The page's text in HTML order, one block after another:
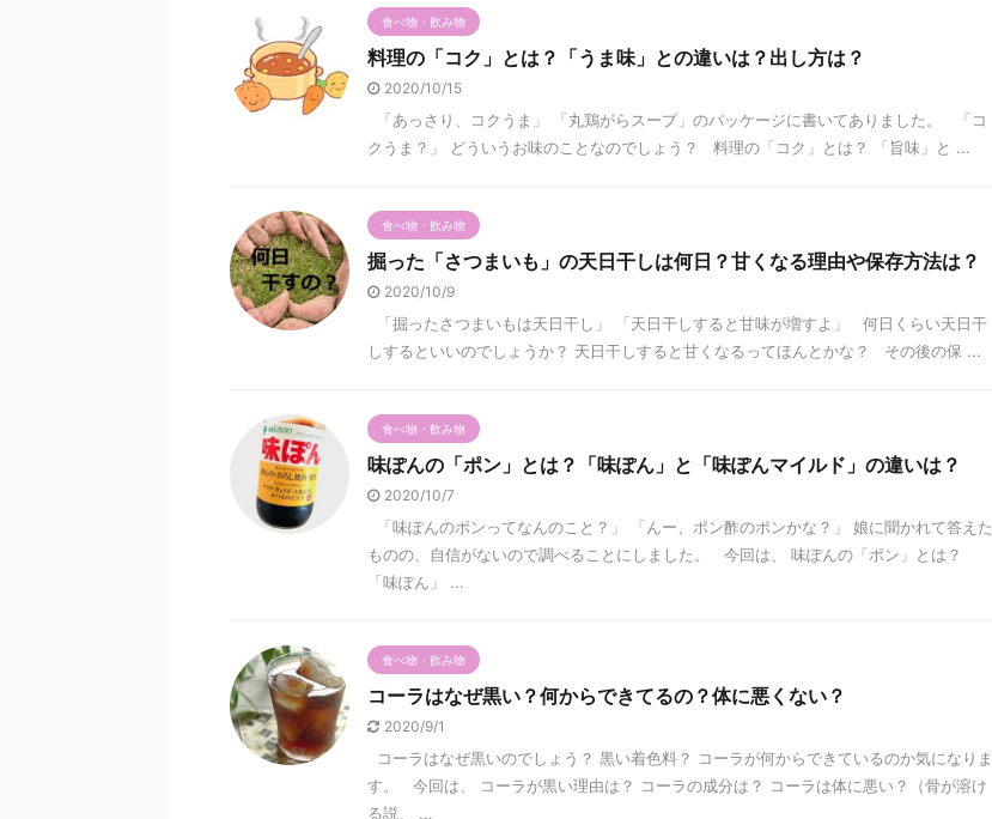
食べ物・飲み物
料理の「コク」とは？「うま味」との違いは？出し方は？
2020/10/15
「あっさり、コクうま」 「丸鶏がらスープ」のパッケージに書いてありました。 「コ
クうま？」 どういうお味のことなのでしょう？ 料理の「コク」とは？ 「旨味」と ...
食べ物・飲み物
掘った「さつまいも」の天日干しは何日？甘くなる理由や保存方法は？
2020/10/9
「掘ったさつまいもは天日干し」 「天日干しすると甘味が増すよ」 何日くらい天日干
しするといいのでしょうか？ 天日干しすると甘くなるってほんとかな？ その後の保 ...
食べ物・飲み物
味ぽんの「ポン」とは？「味ぽん」と「味ぽんマイルド」の違いは？
2020/10/7
「味ぽんのポンってなんのこと？」 「んー、ポン酢のポンかな？」 娘に聞かれて答えた
ものの、自信がないので調べることにしました。 今回は、 味ぽんの「ポン」とは？
「味ぽん」 ...
食べ物・飲み物
コーラはなぜ黒い？何からできてるの？体に悪くない？
2020/9/1
コーラはなぜ黒いのでしょう？ 黒い着色料？ コーラが何からできているのか気になりま
す。 今回は、 コーラが黒い理由は？ コーラの成分は？ コーラは体に悪い？（骨が溶け
る説、 ...